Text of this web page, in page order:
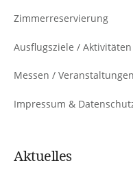
Zimmerreservierung
Ausflugsziele / Aktivitäten
Messen / Veranstaltungen
Impressum &
Aktuelles